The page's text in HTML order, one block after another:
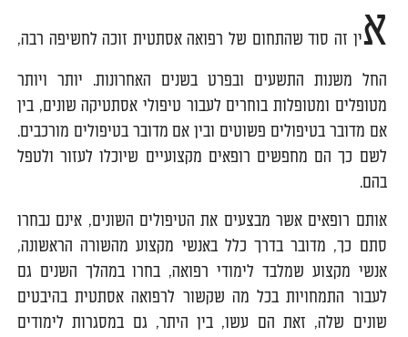
אין זה סוד שהתחום של רפואה אסתטית זוכה לחשיפה רבה,
החל משנות התשעים ובפרט בשנים האחרונות. יותר ויותר
מטופלים ומטופלות בוחרים לעבור טיפולי אסתטיקה שונים, בין
אם מדובר בטיפולים פשוטים ובין אם מדובר בטיפולים מורכבים.
לשם כך הם מחפשים רופאים מקצועיים שיוכלו לעזור ולטפל
בהם.
אותם רופאים אשר מבצעים את הטיפולים השונים, אינם נבחרו
סתם כך, מדובר בדרך כלל באנשי מקצוע מהשורה הראשונה,
אנשי מקצוע שמלבד לימודי רפואה, בחרו במהלך השנים גם
לעבור התמחויות בכל מה שקשור לרפואה אסתטית בהיבטים
שונים שלה, זאת הם עשו, בין היתר, גם במסגרות לימודים